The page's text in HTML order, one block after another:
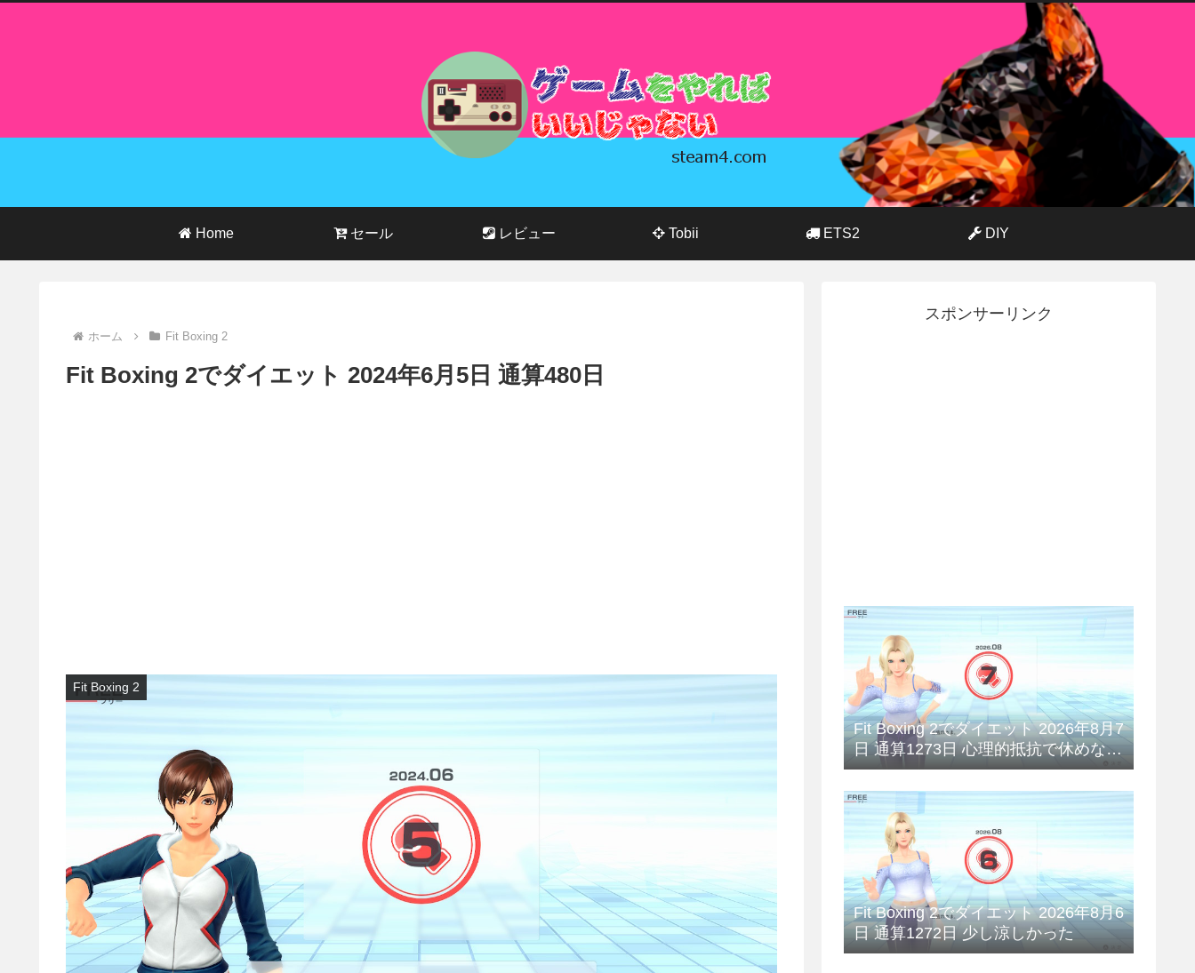
Home セール レビュー Tobii ETS2 DIY
ホーム Fit Boxing 2
Fit Boxing 2でダイエット 2024年6月5日 通算480日
Fit Boxing 2
スポンサーリンク
Fit Boxing 2でダイエット 2026年8月7
日 通算1273日 心理的抵抗で休めない
😥
Fit Boxing 2でダイエット 2026年8月6
日 通算1272日 少し涼しかった